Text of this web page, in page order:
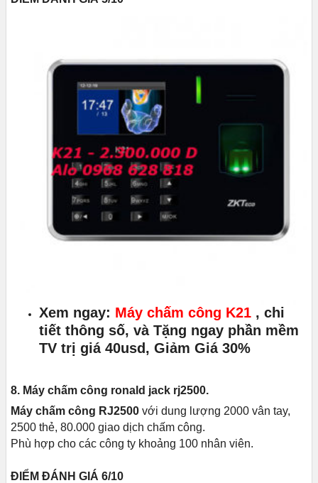
Xem ngay: Máy chấm công K21 , chi
tiết thông số, và Tặng ngay phần mềm
TV trị giá 40usd, Giảm Giá 30%
8. Máy chấm công ronald jack rj2500.
Máy chấm công RJ2500với dung lượng 2000 vân tay,
2500 thẻ, 80.000 giao dịch chấm công.
Phù hợp cho các công ty khoảng 100 nhân viên.
ĐIỂM ĐÁNH GIÁ 6/10